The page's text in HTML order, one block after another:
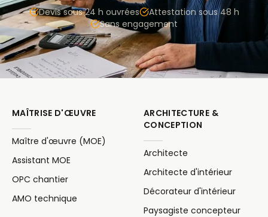
Devis sous 24 h ouvrées
Attestation sous 48 h
Sans engagement
MAÎTRISE D'ŒUVRE
Maître d'œuvre (MOE)
Assistant MOE
OPC chantier
AMO technique
ARCHITECTURE &
CONCEPTION
Architecte
Architecte d'intérieur
Décorateur d'intérieur
Paysagiste concepteur